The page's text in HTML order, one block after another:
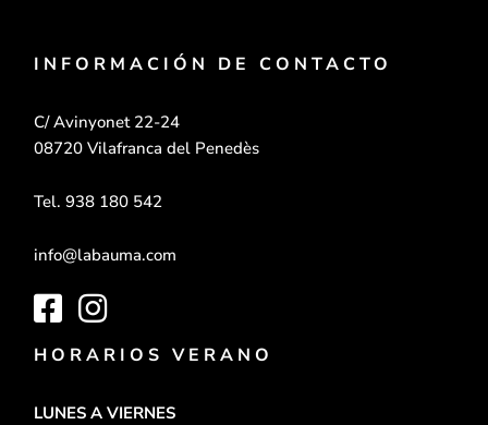
INFORMACIÓN DE CONTACTO
C/ Avinyonet 22-24
08720 Vilafranca del Penedès
Tel. 938 180 542
info@labauma.com
HORARIOS VERANO
LUNES A VIERNES